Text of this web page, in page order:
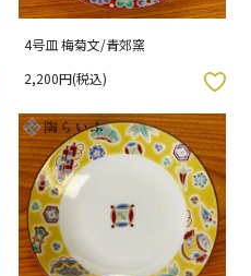
4号皿 梅菊文/青郊窯
2,200円(税込)